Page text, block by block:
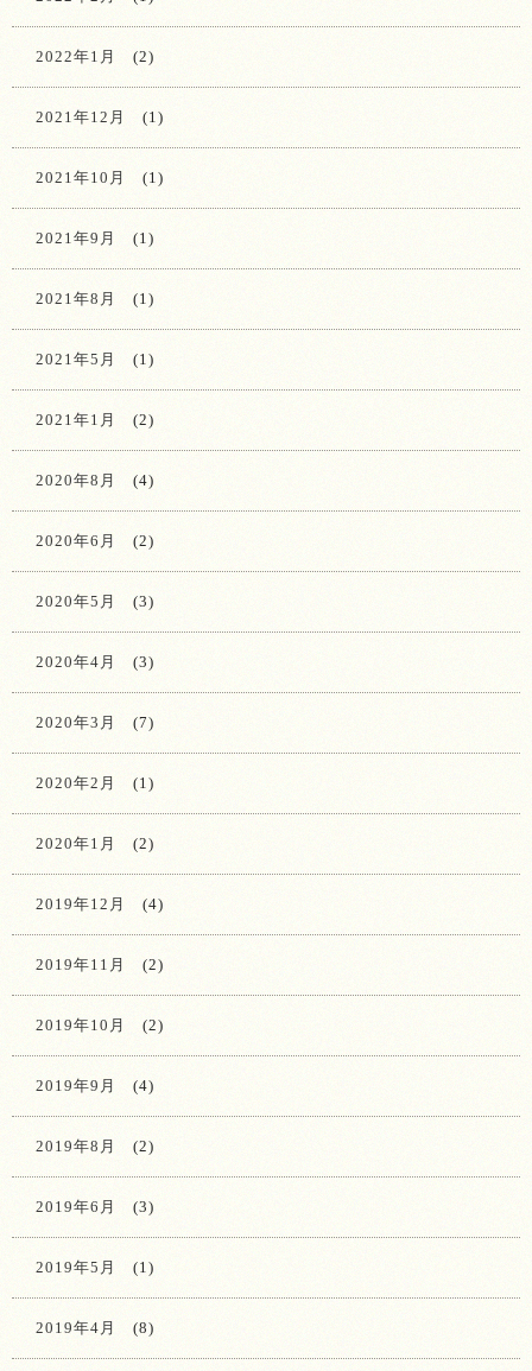
2022年1月 (2)
2021年12月 (1)
2021年10月 (1)
2021年9月 (1)
2021年8月 (1)
2021年5月 (1)
2021年1月 (2)
2020年8月 (4)
2020年6月 (2)
2020年5月 (3)
2020年4月 (3)
2020年3月 (7)
2020年2月 (1)
2020年1月 (2)
2019年12月 (4)
2019年11月 (2)
2019年10月 (2)
2019年9月 (4)
2019年8月 (2)
2019年6月 (3)
2019年5月 (1)
2019年4月 (8)